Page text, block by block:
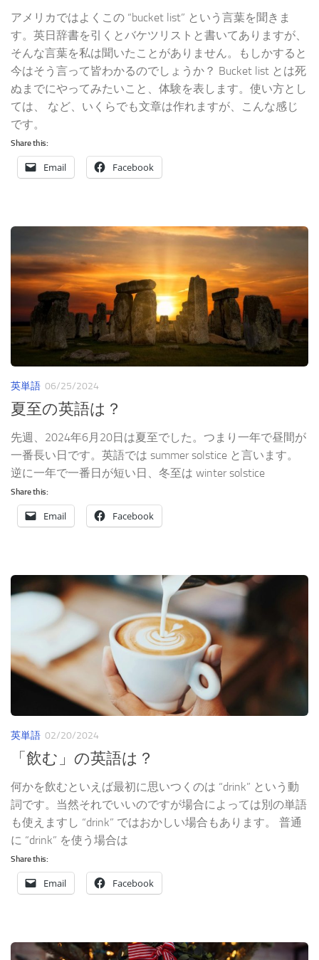
アメリカではよくこの “bucket list” という言葉を聞きま
す。英日辞書を引くとバケツリストと書いてありますが、
そんな言葉を私は聞いたことがありません。もしかすると
今はそう言って皆わかるのでしょうか？ Bucket list とは死
ぬまでにやってみたいこと、体験を表します。使い方とし
ては、 など、いくらでも文章は作れますが、こんな感じ
です。
Share this:
Email Facebook
英単語 06/25/2024
夏至の英語は？
先週、2024年6月20日は夏至でした。つまり一年で昼間が
一番長い日です。英語では summer solstice と言います。
逆に一年で一番日が短い日、冬至は winter solstice
Share this:
Email Facebook
英単語 02/20/2024
「飲む」の英語は？
何かを飲むといえば最初に思いつくのは “drink” という動
詞です。当然それでいいのですが場合によっては別の単語
も使えますし “drink” ではおかしい場合もあります。 普通
に “drink” を使う場合は
Share this:
Email Facebook